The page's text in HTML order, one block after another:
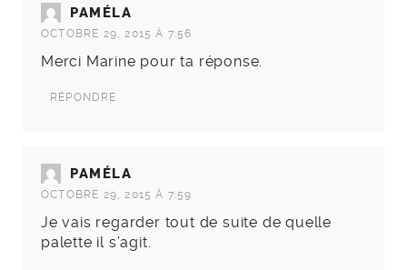
PAMÉLA
OCTOBRE 29, 2015 À 7:56
Merci Marine pour ta réponse.
RÉPONDRE
PAMÉLA
OCTOBRE 29, 2015 À 7:59
Je vais regarder tout de suite de quelle
palette il s’agit.